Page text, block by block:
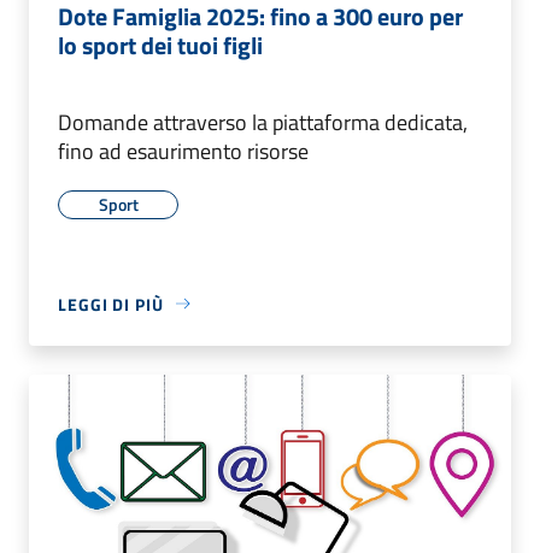
Dote Famiglia 2025: fino a 300 euro per
lo sport dei tuoi figli
Domande attraverso la piattaforma dedicata,
fino ad esaurimento risorse
Sport
LEGGI DI PIÙ